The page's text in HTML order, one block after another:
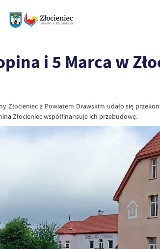
i 5 Marca w
Złocieniec z Powiatem Drawskim udało się
Złocieniec współfinansuje ich przebudowę.